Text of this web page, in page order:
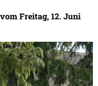
Freitag, 12. Juni